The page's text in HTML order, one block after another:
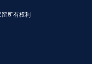
所有权利